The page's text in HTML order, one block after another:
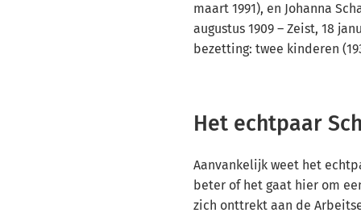
maart 1991), en Johanna
augustus 1909 – Zeist, 18
bezetting: twee kinderen
Het echtpaar
Aanvankelijk weet het
beter of het gaat hier om
zich onttrekt aan de